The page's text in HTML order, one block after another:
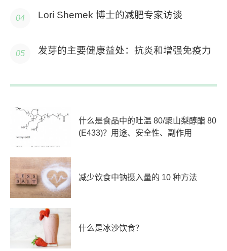
Lori Shemek 博士的减肥专家访谈
发芽的主要健康益处：抗炎和增强免疫力
什么是食品中的吐温 80/聚山梨醇酯 80
(E433)？用途、安全性、副作用
减少饮食中钠摄入量的 10 种方法
什么是冰沙饮食？